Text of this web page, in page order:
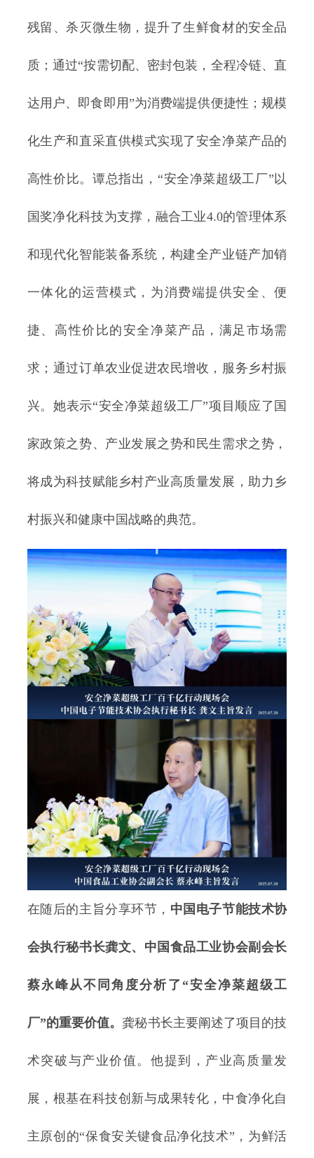
残留、杀灭微生物，提升了生鲜食材的安全品
质；通过“按需切配、密封包装，全程冷链、直
达用户、即食即用”为消费端提供便捷性；规模
化生产和直采直供模式实现了安全净菜产品的
高性价比。谭总指出，“安全净菜超级工厂”以
国奖净化科技为支撑，融合工业4.0的管理体系
和现代化智能装备系统，构建全产业链产加销
一体化的运营模式，为消费端提供安全、便
捷、高性价比的安全净菜产品，满足市场需
求；通过订单农业促进农民增收，服务乡村振
兴。她表示“安全净菜超级工厂”项目顺应了国
家政策之势、产业发展之势和民生需求之势，
将成为科技赋能乡村产业高质量发展，助力乡
村振兴和健康中国战略的典范。
在随后的主旨分享环节， 中国电子节能技术协
会执行秘书长龚文、中国食品工业协会副会长
蔡永峰从不同角度分析了“安全净菜超级工
厂”的重要价值。龚秘书长主要阐述了项目的技
术突破与产业价值。他提到，产业高质量发
展，根基在科技创新与成果转化，中食净化自
主原创的“保食安关键食品净化技术”，为鲜活